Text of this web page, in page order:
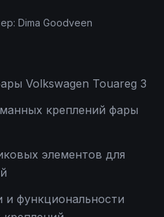
Dima Goodveen
Volkswagen Touareg 3
креплений фары
элементов для
и функциональности